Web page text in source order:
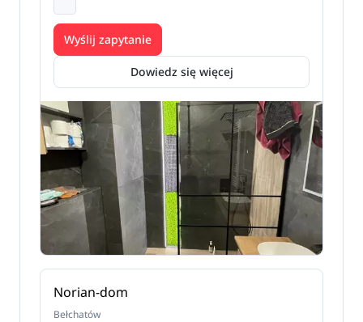
Dowiedz się więcej
Wyślij zapytanie
Norian-dom
Bełchatów